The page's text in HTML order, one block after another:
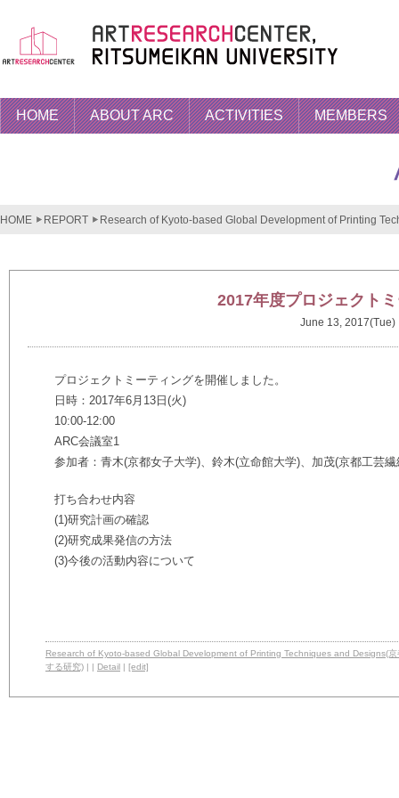
HOME ABOUT ARC ACTIVITIES MEMBERS
HOME REPORT Research of Kyoto-based Global Development of Printing
2017年度プロジェクト
June 13, 2017(Tue)
プロジェクトミーティングを開催しました。
日時：2017年6月13日(火)
10:00-12:00
ARC会議室1
参加者：青木(京都女子大学)、鈴木(立命館大学)、加茂(京都工芸繊
打ち合わせ内容
(1)研究計画の確認
(2)研究成果発信の方法
(3)今後の活動内容について
Research of Kyoto-based Global Development of Printing Techniques and Designs(
する研究) | | Detail | [edit]